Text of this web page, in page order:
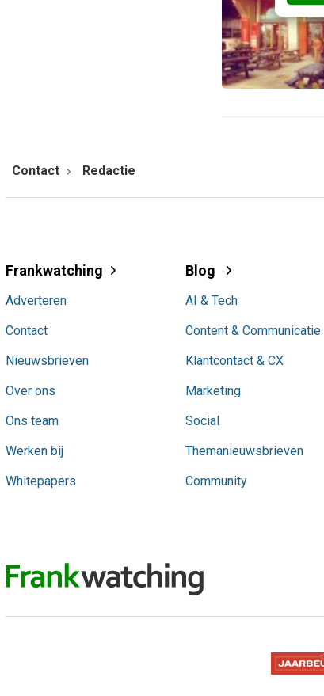
Contact Redactie
Frankwatching
Adverteren
Contact
Nieuwsbrieven
Over ons
Ons team
Werken bij
Whitepapers
Blog
AI & Tech
Content & Communicatie
Klantcontact & CX
Marketing
Social
Themanieuwsbrieven
Community